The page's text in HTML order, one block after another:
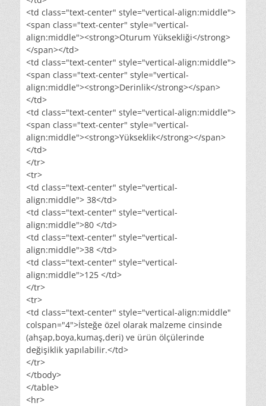
<td class="text-center" style="vertical-align:middle">
<span class="text-center" style="vertical-
align:middle"><strong>Oturum Yüksekliği</strong>
</span></td>
<td class="text-center" style="vertical-align:middle">
<span class="text-center" style="vertical-
align:middle"><strong>Derinlik</strong></span>
</td>
<td class="text-center" style="vertical-align:middle">
<span class="text-center" style="vertical-
align:middle"><strong>Yükseklik</strong></span>
</td>
</tr>
<tr>
<td class="text-center" style="vertical-
align:middle"> 38</td>
<td class="text-center" style="vertical-
align:middle">80 </td>
<td class="text-center" style="vertical-
align:middle">38 </td>
<td class="text-center" style="vertical-
align:middle">125 </td>
</tr>
<tr>
<td class="text-center" style="vertical-align:middle"
colspan="4">İsteğe özel olarak malzeme cinsinde
(ahşap,boya,kumaş,deri) ve ürün ölçülerinde
değişiklik yapılabilir.</td>
</tr>
</tbody>
</table>
<hr>